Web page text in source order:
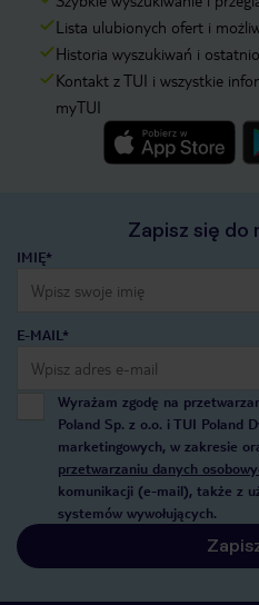
Lista ulubionych ofert i
Historia wyszukiwań i
Kontakt z TUI i wszystkie
myTUI
Zapisz się
IMIĘ*
E-MAIL*
Wyrażam zgodę na
Poland Sp. z o.o. i TUI Poland
marketingowych, w zakresie
przetwarzaniu danych
komunikacji (e-mail), także z
systemów wywołujących.